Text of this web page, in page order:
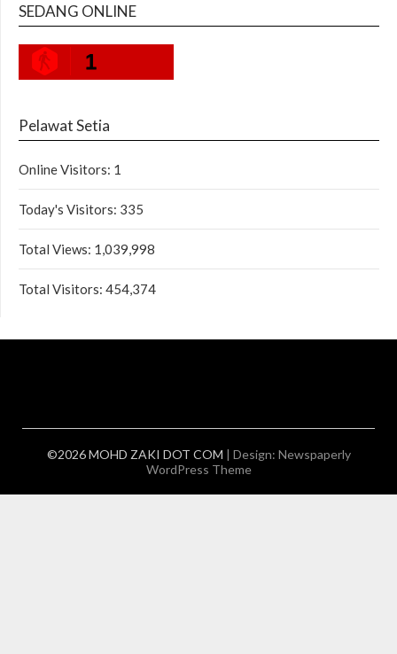
SEDANG ONLINE
1
Pelawat Setia
Online Visitors: 1
Today's Visitors: 335
Total Views: 1,039,998
Total Visitors: 454,374
©2026 MOHD ZAKI DOT COM | Design: Newspaperly
WordPress Theme